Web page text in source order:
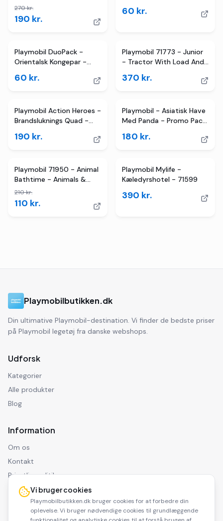
Ninja - Action Heroes
270kr.
190 kr.
60 kr.
Playmobil DuoPack -
Orientalsk Kongepar -
60 kr.
Playmobil 71773 - Junior
- Tractor With Load And
370 kr.
Playmobil Action Heroes -
Brandsluknings Quad -
190 kr.
Playmobil - Asiatisk Have
Med Panda - Promo Pack
180 kr.
TILBUD
Playmobil 71950 - Animal
Bathtime - Animals &
Friends - Flodhest
210kr.
110 kr.
Playmobil Mylife -
Kæledyrshotel - 71599
390 kr.
Playmobilbutikken.dk
Din ultimative Playmobil-destination. Vi finder de bedste priser
på Playmobil legetøj fra danske webshops.
Udforsk
Kategorier
Alle produkter
Blog
Information
Om os
Kontakt
Privatlivspolitik
Ansvarsfraskrivelse
Vi bruger cookies
Playmobilbutikken.dk bruger cookies for at forbedre din
oplevelse. Vi bruger nødvendige cookies til grundlæggende